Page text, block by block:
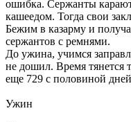
ошибка. Сержанты
кашеедом. Тогда свои
Бежим в казарму и
сержантов с ремнями.
До ужина, учимся
не дошил. Время тянется
еще 729 с половиной
Ужин